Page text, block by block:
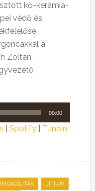
kő-kerámia-
védő és
a
Zoltán,
00:00
Spotify| TuneIn
, LÍTIUM ,